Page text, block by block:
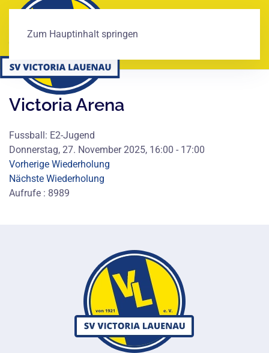
Zum Hauptinhalt springen
Victoria Arena
Fussball: E2-Jugend
Donnerstag, 27. November 2025, 16:00 - 17:00
Vorherige Wiederholung
Nächste Wiederholung
Aufrufe : 8989